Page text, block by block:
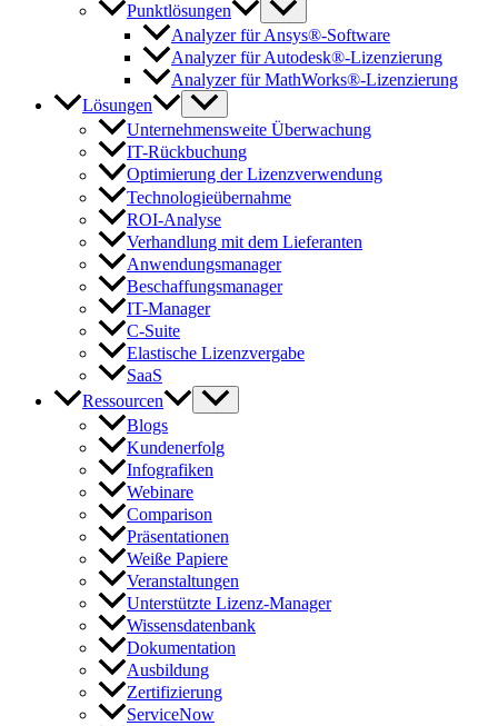
Punktlösungen
Analyzer für Ansys®-Software
Analyzer für Autodesk®-Lizenzierung
Analyzer für MathWorks®-Lizenzierung
Lösungen
Unternehmensweite Überwachung
IT-Rückbuchung
Optimierung der Lizenzverwendung
Technologieübernahme
ROI-Analyse
Verhandlung mit dem Lieferanten
Anwendungsmanager
Beschaffungsmanager
IT-Manager
C-Suite
Elastische Lizenzvergabe
SaaS
Ressourcen
Blogs
Kundenerfolg
Infografiken
Webinare
Comparison
Präsentationen
Weiße Papiere
Veranstaltungen
Unterstützte Lizenz-Manager
Wissensdatenbank
Dokumentation
Ausbildung
Zertifizierung
ServiceNow